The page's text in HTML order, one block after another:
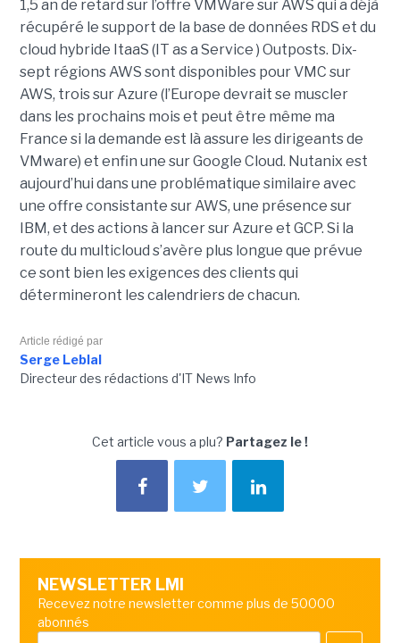
1,5 an de retard sur l’offre VMWare sur AWS qui a déjà
récupéré le support de la base de données RDS et du
cloud hybride ItaaS (IT as a Service ) Outposts. Dix-
sept régions AWS sont disponibles pour VMC sur
AWS, trois sur Azure (l’Europe devrait se muscler
dans les prochains mois et peut être même ma
France si la demande est là assure les dirigeants de
VMware) et enfin une sur Google Cloud. Nutanix est
aujourd’hui dans une problématique similaire avec
une offre consistante sur AWS, une présence sur
IBM, et des actions à lancer sur Azure et GCP. Si la
route du multicloud s’avère plus longue que prévue
ce sont bien les exigences des clients qui
détermineront les calendriers de chacun.
Article rédigé par
Serge Leblal
Directeur des rédactions d'IT News Info
Cet article vous a plu? Partagez le !
NEWSLETTER LMI
Recevez notre newsletter comme plus de 50000
abonnés